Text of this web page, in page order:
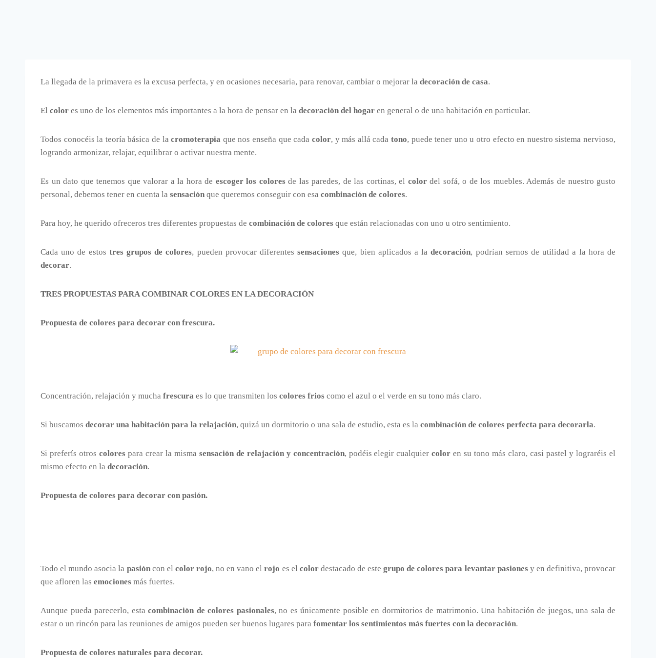
La llegada de la primavera es la excusa perfecta, y en ocasiones necesaria, para renovar, cambiar o mejorar la decoración de casa.
El color es uno de los elementos más importantes a la hora de pensar en la decoración del hogar en general o de una habitación en particular.
Todos conocéis la teoría básica de lacromoterapia que nos enseña que cada color, y más allá cada tono, puede tener uno u otro efecto en nuestro sistema nervioso,
logrando armonizar, relajar, equilibrar o activar nuestra mente.
Es un dato que tenemos que valorar a la hora de escoger los coloresde las paredes, de las cortinas, el colordel sofá, o de los muebles. Además de nuestro gusto
personal, debemos tener en cuenta la sensación que queremos conseguir con esa combinación de colores.
Para hoy, he querido ofreceros tres diferentes propuestas de combinación de colores que están relacionadas con uno u otro sentimiento.
Cada uno de estos tres grupos de colores, pueden provocar diferentessensaciones que, bien aplicados a ladecoración, podrían sernos de utilidad a la hora de
decorar.
TRES PROPUESTAS PARA COMBINAR COLORES EN LA DECORACIÓN
Propuesta de colores para decorar con frescura.
Concentración, relajación y mucha frescura es lo que transmiten los colores frios como el azul o el verde en su tono más claro.
Si buscamos decorar una habitación para la relajación, quizá un dormitorio o una sala de estudio, esta es la combinación de colores perfecta para decorarla.
Si preferís otros colorespara crear la misma sensación de relajación y concentración, podéis elegir cualquiercolor en su tono más claro, casi pastel y lograréis el
mismo efecto en la decoración.
Propuesta de colores para decorar con pasión.
Todo el mundo asocia la pasióncon el color rojo, no en vano elrojo es el colordestacado de estegrupo de colores para levantar pasionesy en definitiva, provocar
que afloren las emociones más fuertes.
Aunque pueda parecerlo, esta combinación de colores pasionales, no es únicamente posible en dormitorios de matrimonio. Una habitación de juegos, una sala de
estar o un rincón para las reuniones de amigos pueden ser buenos lugares para fomentar los sentimientos más fuertes con la decoración.
Propuesta de colores naturales para decorar.